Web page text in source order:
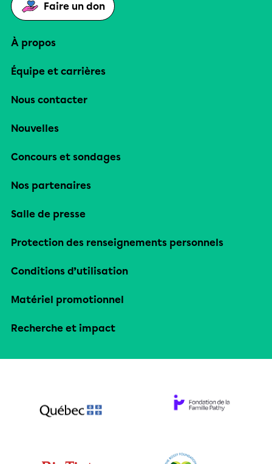
Faire un don
À propos
Équipe et carrières
Nous contacter
Nouvelles
Concours et sondages
Nos partenaires
Salle de presse
Protection des renseignements personnels
Conditions d’utilisation
Matériel promotionnel
Recherche et impact